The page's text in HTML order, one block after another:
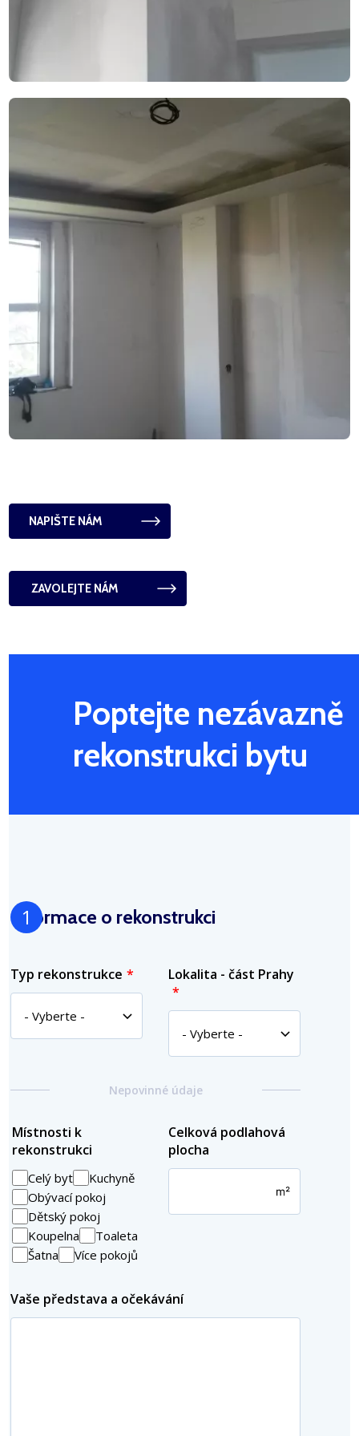
NAPIŠTE NÁM
ZAVOLEJTE NÁM
Poptejte nezávazně
rekonstrukci bytu
Informace o rekonstrukci
Grid
Typ rekonstrukce Lokalita - část Prahy
Nepovinné údaje
Grid
Místnosti k
rekonstrukci
Celý byt
Kuchyně
Obývací pokoj
Dětský pokoj
Koupelna
Toaleta
Šatna
Více pokojů
Celková podlahová
plocha
Vaše představa a očekávání